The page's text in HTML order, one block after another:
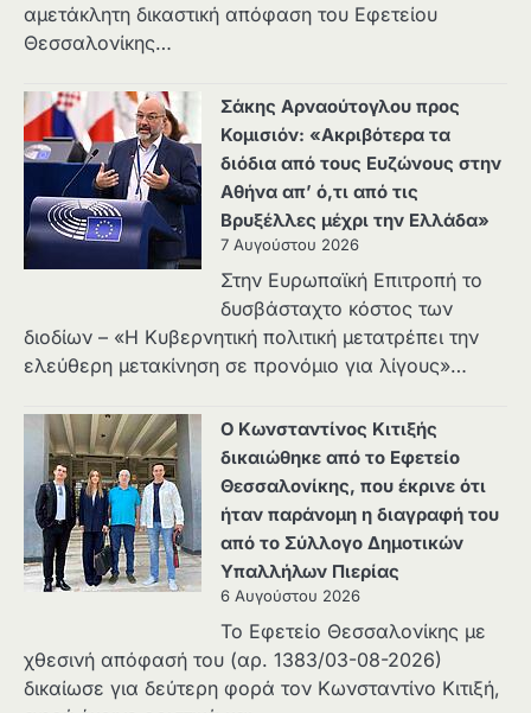
αμετάκλητη δικαστική απόφαση του Εφετείου
Θεσσαλονίκης…
Σάκης Αρναούτογλου προς
Κομισιόν: «Ακριβότερα τα
διόδια από τους Ευζώνους στην
Αθήνα απ’ ό,τι από τις
Βρυξέλλες μέχρι την Ελλάδα»
7 Αυγούστου 2026
Στην Ευρωπαϊκή Επιτροπή το
δυσβάσταχτο κόστος των
διοδίων – «Η Κυβερνητική πολιτική μετατρέπει την
ελεύθερη μετακίνηση σε προνόμιο για λίγους»…
Ο Κωνσταντίνος Κιτιξής
δικαιώθηκε από το Εφετείο
Θεσσαλονίκης, που έκρινε ότι
ήταν παράνομη η διαγραφή του
από το Σύλλογο Δημοτικών
Υπαλλήλων Πιερίας
6 Αυγούστου 2026
Το Εφετείο Θεσσαλονίκης με
χθεσινή απόφασή του (αρ. 1383/03-08-2026)
δικαίωσε για δεύτερη φορά τον Κωνσταντίνο Κιτιξή,